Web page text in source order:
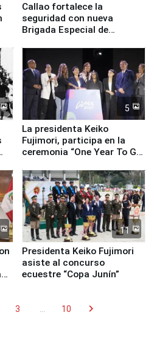
Callao fortalece la
seguridad con nueva
Brigada Especial de
equipamiento para
Serenazgo
5
La presidenta Keiko
Fujimori, participa en la
ceremonia “One Year To Go
11
Presidenta Keiko Fujimori
asiste al concurso
ecuestre “Copa Junín”
3 10 chevron_right